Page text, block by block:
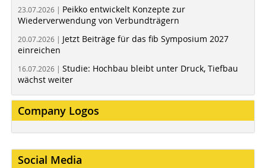
23.07.2026 | Peikko entwickelt Konzepte zur
Wiederverwendung von Verbundträgern
20.07.2026 | Jetzt Beiträge für das fib Symposium 2027
einreichen
16.07.2026 | Studie: Hochbau bleibt unter Druck, Tiefbau
wächst weiter
Company Logos
Social Media